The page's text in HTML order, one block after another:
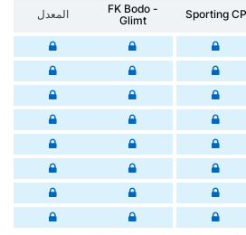
Sporting CP
FK Bodo -
Glimt
المعدل